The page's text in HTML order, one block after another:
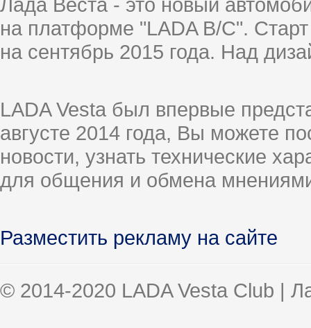
на платформе "LADA B/C".
на сентябрь 2015 года. Над
LADA Vesta был впервые
августе 2014 года, Вы можете
новости, узнать технические
для общения и обмена
Разместить рекламу на сайте
© 2014-2020 LADA Vesta Club |